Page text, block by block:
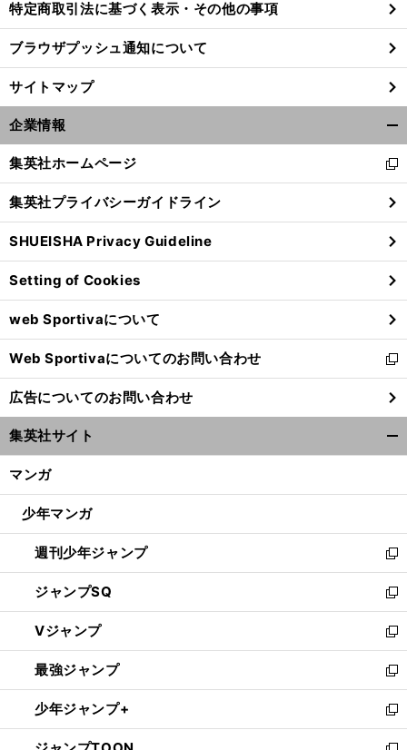
特定商取引法に基づく表示・その他の事項
ブラウザプッシュ通知について
サイトマップ
企業情報
閉
る
集英社ホームページ
新
し
い
ウ
ィ
ン
ド
ウ
で
開
く
集英社プライバシーガイドライン
SHUEISHA Privacy Guideline
Setting of Cookies
web Sportivaについて
Web Sportivaについてのお問い合わせ
新
し
い
ウ
ィ
ン
ウ
開
く
広告についてのお問い合わせ
集英社サイト
マンガ
少年マンガ
週刊少年ジャンプ
新
し
い
ウ
ィ
ン
ド
ウ
で
開
ジャンプSQ
新
し
い
ウ
ィ
ン
ド
ウ
Vジャンプ
新
し
い
ウ
ィ
ン
最強ジャンプ
新
し
い
ウ
少年ジャンプ+
新
し